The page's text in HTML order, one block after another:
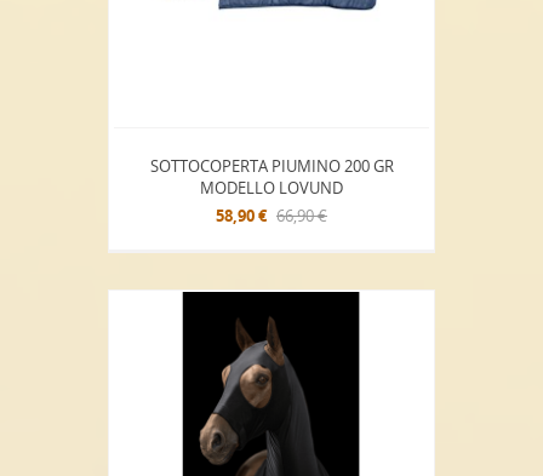
SOTTOCOPERTA PIUMINO 200 GR
MODELLO LOVUND
58,90 € 66,90 €